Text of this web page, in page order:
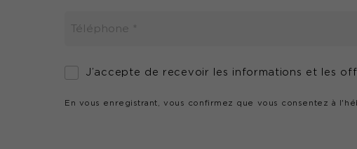
J’accepte de recevoir les informations et les
En vous enregistrant, vous confirmez que vous consentez à